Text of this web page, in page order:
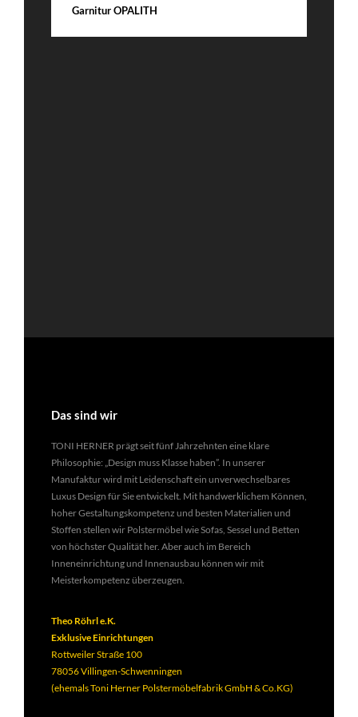
Garnitur OPALITH
Das sind wir
TONI HERNER prägt seit fünf Jahrzehnten eine klare
Philosophie: „Design muss Klasse haben”. In unserer
Manufaktur wird mit Leidenschaft ein unverwechselbares
Luxus Design für Sie entwickelt. Mit handwerklichem Können,
hoher Gestaltungskompetenz und besten Materialien und
Stoffen stellen wir Polstermöbel wie Sofas, Sessel und Betten
von höchster Qualität her. Aber auch im Bereich
Inneneinrichtung und Innenausbau können wir mit
Meisterkompetenz überzeugen.
Theo Röhrl e.K.
Exklusive Einrichtungen
Rottweiler Straße 100
78056 Villingen-Schwenningen
(ehemals Toni Herner Polstermöbelfabrik GmbH & Co.KG)